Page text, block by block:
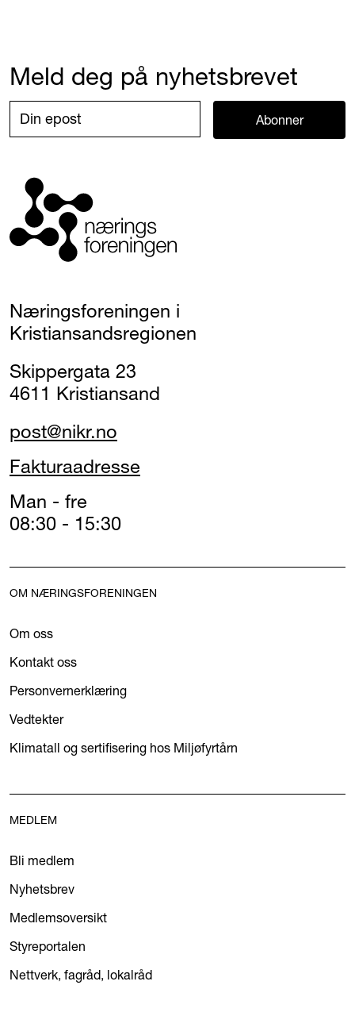
Meld deg på nyhetsbrevet
Abonner
Næringsforeningen i
Kristiansandsregionen
Skippergata 23
4611 Kristiansand
post@nikr.no
Fakturaadresse
Man - fre
08:30 - 15:30
OM NÆRINGSFORENINGEN
Om oss
Kontakt oss
Personvernerklæring
Vedtekter
Klimatall og sertifisering hos Miljøfyrtårn
MEDLEM
Bli medlem
Nyhetsbrev
Medlemsoversikt
Styreportalen
Nettverk, fagråd, lokalråd